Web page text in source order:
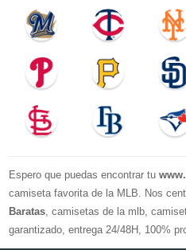
Espero que puedas encontrar tu
camiseta favorita de la MLB. Nos
Baratas, camisetas de la mlb,
garantizado, entrega 24/48H, 100%